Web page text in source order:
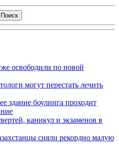
освободили по новой
могут перестать лечить
здание боулинга проходит
каникул и экзаменов в
сняли рекордно малую